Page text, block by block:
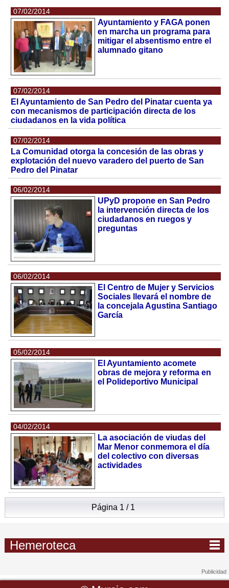
07/02/2014
Ayuntamiento y FAGA ponen
en marcha un programa para
mitigar el absentismo entre el
alumnado gitano
07/02/2014
El Ayuntamiento de San Pedro del Pinatar cuenta ya
con mecanismos de participación directa de los
ciudadanos en la vida política
07/02/2014
La Comunidad otorga la concesión de las obras y
explotación del nuevo varadero del puerto de San
Pedro del Pinatar
06/02/2014
UPyD propone en San Pedro
la intervención directa de los
ciudadanos en ruegos y
preguntas
06/02/2014
El Centro de Mujer y Servicios
Sociales llevará el nombre de
la concejala Agustina Santiago
García
05/02/2014
El Ayuntamiento acomete
obras de mejora y reforma en
el Polideportivo Municipal
04/02/2014
La asociación de viudas del
Mar Menor conmemora el día
del colectivo con diversas
actividades
Página 1 / 1
Hemeroteca